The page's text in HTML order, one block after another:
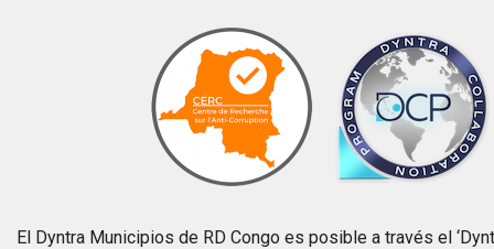
El Dyntra Municipios de RD Congo es posible a través el